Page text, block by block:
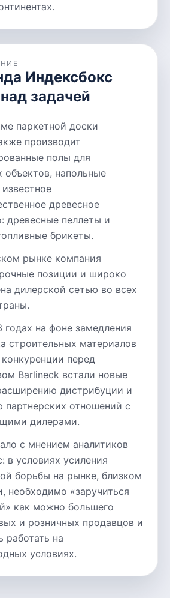
Индексбокс
задачей
паркетной доски
производит
полы для
объектов, напольные
древесное
древесные пеллеты и
брикеты.
рынке компания
позиции и широко
дилерской сетью во всех
годах на фоне замедления
строительных материалов
перед
Barlineck встали новые
дистрибуции и
партнерских отношений с
дилерами.
с мнением аналитиков
в условиях усиления
борьбы на рынке, близком
необходимо «заручиться
как можно большего
и розничных продавцов и
работать на
условиях.